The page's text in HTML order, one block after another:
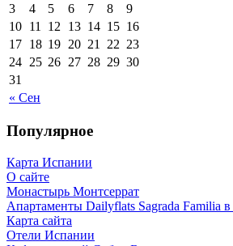
« Сен
3
4 5 6 7 8
9
10 11 12 13 14 15 16
17 18 19 20 21 22 23
24 25 26 27 28 29 30
31
Популярное
Карта Испании
О сайте
Монастырь Монтсеррат
Апартаменты Dailyflats Sagrada Familia в
Карта сайта
Отели Испании